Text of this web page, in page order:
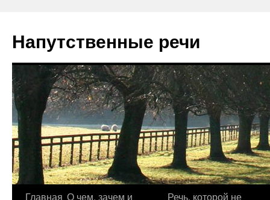
Напутственные речи
Перейти
Главная О чем, зачем и
Речь, которой не